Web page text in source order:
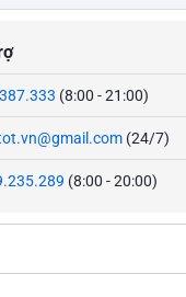
(8:00 - 21:00)
(24/7)
(8:00 - 20:00)